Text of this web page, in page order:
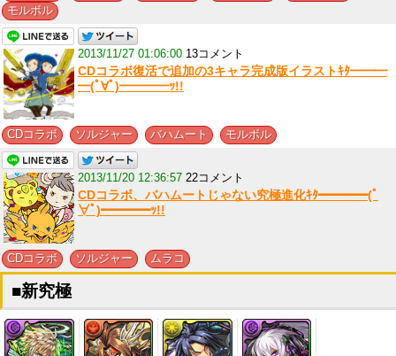
モルボル
2013/11/27 01:06:00 13コメント
CDコラボ復活で追加の3キャラ完成版イラストｷﾀ━━━
━(ﾟ∀ﾟ)━━━━ｯ!!
CDコラボ ソルジャー バハムート モルボル
2013/11/20 12:36:57 22コメント
CDコラボ、バハムートじゃない究極進化ｷﾀ━━━━(ﾟ
∀ﾟ)━━━━ｯ!!
CDコラボ ソルジャー ムラコ
■新究極